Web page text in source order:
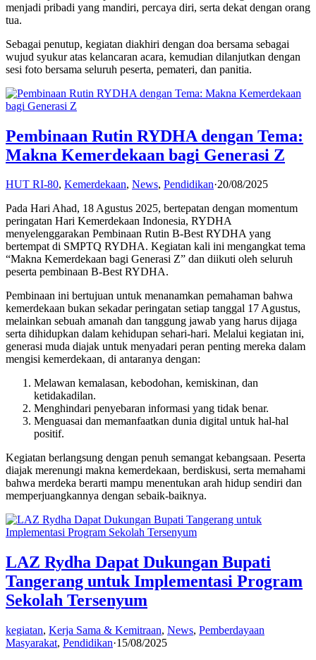
menjadi pribadi yang mandiri, percaya diri, serta dekat dengan orang
tua.
Sebagai penutup, kegiatan diakhiri dengan doa bersama sebagai
wujud syukur atas kelancaran acara, kemudian dilanjutkan dengan
sesi foto bersama seluruh peserta, pemateri, dan panitia.
Pembinaan Rutin RYDHA dengan Tema:
Makna Kemerdekaan bagi Generasi Z
HUT RI-80, Kemerdekaan, News, Pendidikan·20/08/2025
Pada Hari Ahad, 18 Agustus 2025, bertepatan dengan momentum
peringatan Hari Kemerdekaan Indonesia, RYDHA
menyelenggarakan Pembinaan Rutin B-Best RYDHA yang
bertempat di SMPTQ RYDHA. Kegiatan kali ini mengangkat tema
“Makna Kemerdekaan bagi Generasi Z” dan diikuti oleh seluruh
peserta pembinaan B-Best RYDHA.
Pembinaan ini bertujuan untuk menanamkan pemahaman bahwa
kemerdekaan bukan sekadar peringatan setiap tanggal 17 Agustus,
melainkan sebuah amanah dan tanggung jawab yang harus dijaga
serta dihidupkan dalam kehidupan sehari-hari. Melalui kegiatan ini,
generasi muda diajak untuk menyadari peran penting mereka dalam
mengisi kemerdekaan, di antaranya dengan:
Melawan kemalasan, kebodohan, kemiskinan, dan
ketidakadilan.
Menghindari penyebaran informasi yang tidak benar.
Menguasai dan memanfaatkan dunia digital untuk hal-hal
positif.
Kegiatan berlangsung dengan penuh semangat kebangsaan. Peserta
diajak merenungi makna kemerdekaan, berdiskusi, serta memahami
bahwa merdeka berarti mampu menentukan arah hidup sendiri dan
memperjuangkannya dengan sebaik-baiknya.
LAZ Rydha Dapat Dukungan Bupati
Tangerang untuk Implementasi Program
Sekolah Tersenyum
kegiatan, Kerja Sama & Kemitraan, News, Pemberdayaan
Masyarakat, Pendidikan·15/08/2025